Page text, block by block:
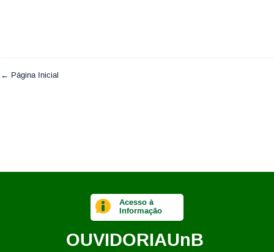
← Página Inicial
Acesso à
Informação
OUVIDORIAUnB